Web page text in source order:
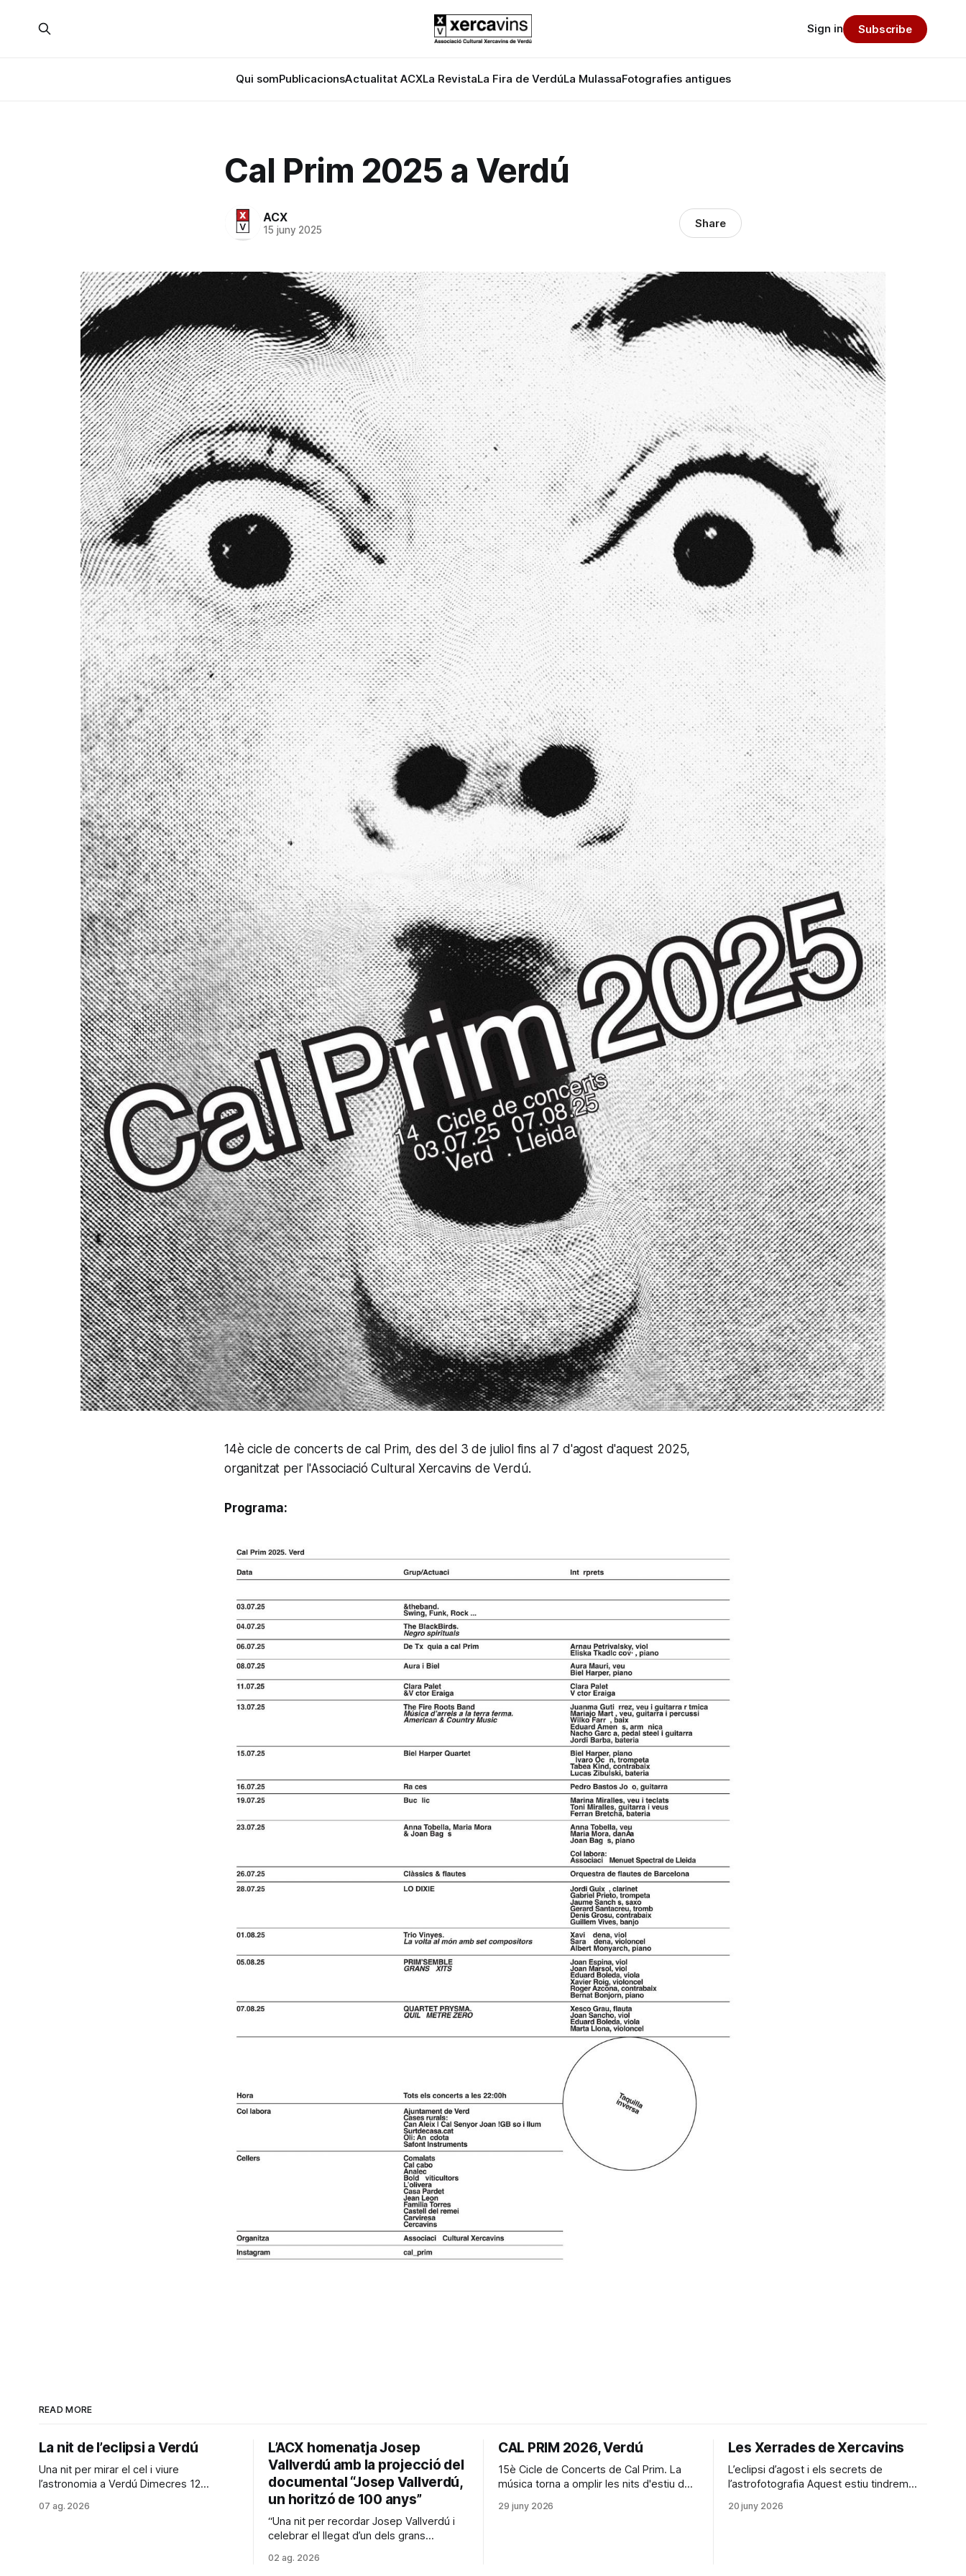
Qui somPublicacionsActualitat ACXLa RevistaLa Fira de VerdúLa MulassaFotografies antigues
Sign in Subscribe
Cal Prim 2025 a Verdú
ACX
15 juny 2025 Share
14è cicle de concerts de cal Prim, des del 3 de juliol fins al 7 d'agost d'aquest 2025,
organitzat per l'Associació Cultural Xercavins de Verdú.
Programa:
READ MORE
La nit de l’eclipsi a Verdú
Una nit per mirar el cel i viure
l’astronomia a Verdú Dimecres 12
molt especial dedicada a l’astronomia.
07 ag. 2026
L’ACX homenatja Josep
Vallverdú amb la projecció del
documental “Josep Vallverdú,
un horitzó de 100 anys”
“Una nit per recordar Josep Vallverdú i
celebrar el llegat d’un dels grans
L’Associació Cultural Xercavins de Verdú
02 ag. 2026
CAL PRIM 2026, Verdú
15è Cicle de Concerts de Cal Prim. La
música torna a omplir les nits d'estiu de
festival d'estiu més destacat de les
29 juny 2026
Les Xerrades de Xercavins
L’eclipsi d’agost i els secrets de
l’astrofotografia Aquest estiu tindrem
espectacles de la natura: l’eclipsi solar
20 juny 2026